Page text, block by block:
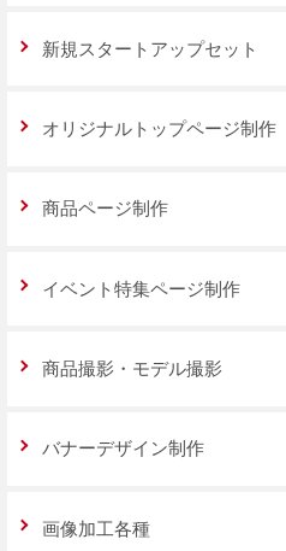
新規スタートアップセット
オリジナルトップページ制作
商品ページ制作
イベント特集ページ制作
商品撮影・モデル撮影
バナーデザイン制作
画像加工各種